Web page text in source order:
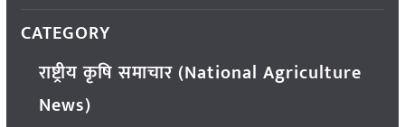
CATEGORY
राष्ट्रीय कृषि समाचार (National Agriculture
News)